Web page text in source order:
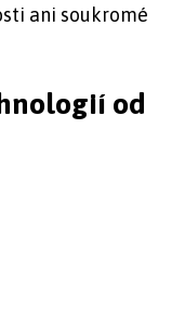
ani soukromé
od